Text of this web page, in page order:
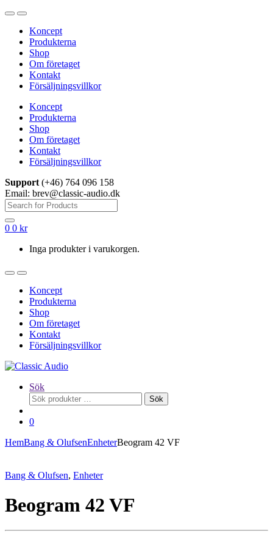
Hoppa
navigering
Hoppa
innehållKoncept
Produkterna
Shop
Om företaget
Kontakt
Försäljningsvillkor
Koncept
Produkterna
Shop
Om företaget
Kontakt
Försäljningsvillkor
Support (+46) 764 096 158
Email: brev@classic-audio.dk
Sök
efter:
0 0 kr
Inga produkter i varukorgen.
Koncept
Produkterna
Shop
Om företaget
Kontakt
Försäljningsvillkor
Sök
Sök
efter:
Sök
0
HemBang & OlufsenEnheterBeogram 42 VF
Bang & Olufsen, Enheter
Beogram 42 VF